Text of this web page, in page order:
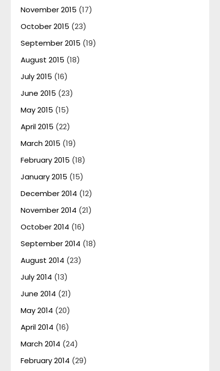
November 2015 (17)
October 2015 (23)
September 2015 (19)
August 2015 (18)
July 2015 (16)
June 2015 (23)
May 2015 (15)
April 2015 (22)
March 2015 (19)
February 2015 (18)
January 2015 (15)
December 2014 (12)
November 2014 (21)
October 2014 (16)
September 2014 (18)
August 2014 (23)
July 2014 (13)
June 2014 (21)
May 2014 (20)
April 2014 (16)
March 2014 (24)
February 2014 (29)